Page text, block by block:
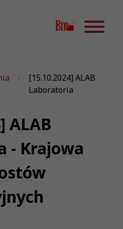
[15.10.2024] ALAB
Laboratoria
ALAB
- Krajowa